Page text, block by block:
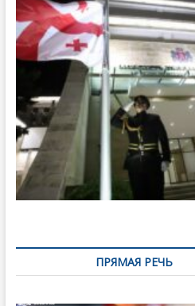
2008
году
ПРЯМАЯ РЕЧЬ